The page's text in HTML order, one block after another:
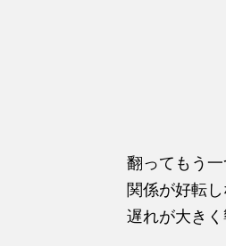
翻ってもう
関係が好転
遅れが大きく